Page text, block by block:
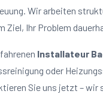
Wir arbeiten
Ziel, Ihr Problem
Installateur
oder
Sie uns jetzt – wir